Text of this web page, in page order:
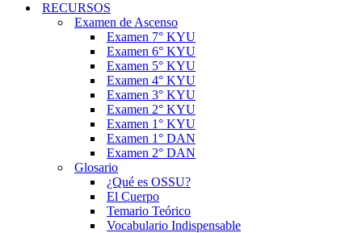
RECURSOS
Examen de Ascenso
Examen 7° KYU
Examen 6° KYU
Examen 5° KYU
Examen 4° KYU
Examen 3° KYU
Examen 2° KYU
Examen 1° KYU
Examen 1° DAN
Examen 2° DAN
Glosario
¿Qué es OSSU?
El Cuerpo
Temario Teórico
Vocabulario Indispensable